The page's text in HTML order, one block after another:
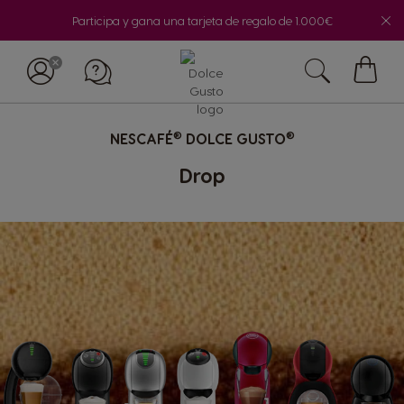
Participa y gana una tarjeta de regalo de 1.000€
NESCAFÉ® DOLCE GUSTO®
Drop